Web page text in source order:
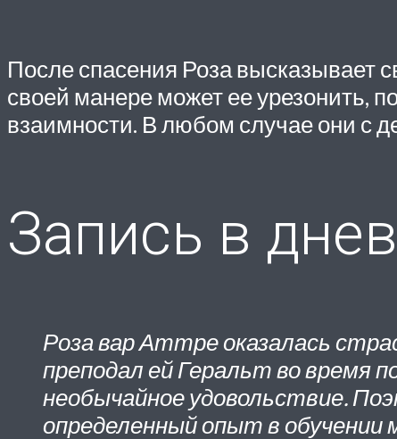
После спасения Роза высказывает
своей манере может ее урезонить,
взаимности. В любом случае они с
Запись в
Роза вар Аттре оказалась
преподал ей Геральт во время
необычайное удовольствие.
определенный опыт в обучении